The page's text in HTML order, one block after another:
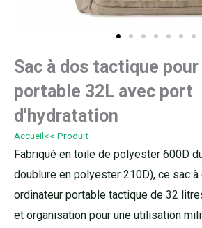
Sac à dos tactique
portable 32L avec port
d'hydratation
Accueil<< Produit
Fabriqué en toile de polyester 600D
doublure en polyester 210D), ce sac à
ordinateur portable tactique de 32
et organisation pour une utilisation